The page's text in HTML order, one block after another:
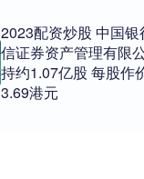
2023配资炒股 中国银
信证券资产管理有限
持约1.07亿股 每股作
3.69港元